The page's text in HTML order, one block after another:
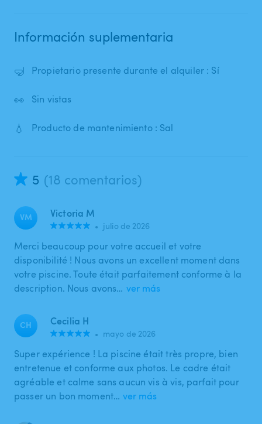
Información suplementaria
🤿 Propietario presente durante el alquiler : Sí
👀 Sin vistas
💧 Producto de mantenimiento : Sal
5 (18 comentarios)
VM Victoria M
• julio de 2026
Merci beaucoup pour votre accueil et votre
disponibilité ! Nous avons un excellent moment dans
votre piscine. Toute était parfaitement conforme à la
description. Nous avons… ver más
CH Cecilia H
• mayo de 2026
Super expérience ! La piscine était très propre, bien
entretenue et conforme aux photos. Le cadre était
agréable et calme sans aucun vis à vis, parfait pour
passer un bon moment… ver más